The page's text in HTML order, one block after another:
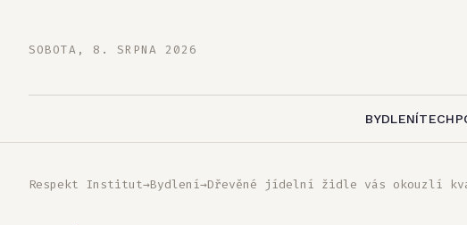
SOBOTA, 8. SRPNA 2026
BYDLENÍTECH
Respekt Institut→Bydlení→Dřevěné jídelní židle vás okouzlí